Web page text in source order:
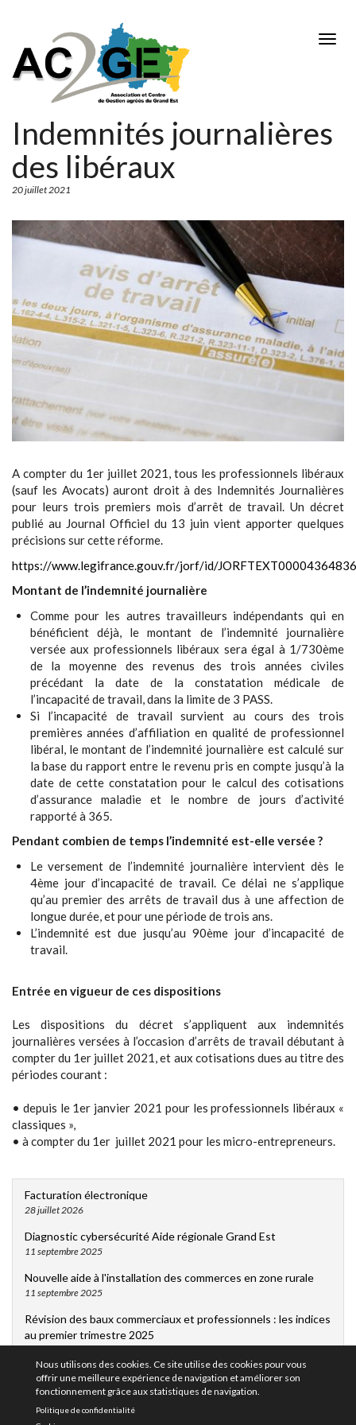
principal
Indemnités journalières
des libéraux
20 juillet 2021
A compter du 1er juillet 2021, tous les professionnels libéraux
(sauf les Avocats) auront droit à des Indemnités Journalières
pour leurs trois premiers mois d’arrêt de travail. Un décret
publié au Journal Officiel du 13 juin vient apporter quelques
précisions sur cette réforme.
https://www.legifrance.gouv.fr/jorf/id/
Montant de l’indemnité journalière
Comme pour les autres travailleurs indépendants qui en
bénéficient déjà, le montant de l’indemnité journalière
versée aux professionnels libéraux sera égal à 1/730ème
de la moyenne des revenus des trois années civiles
précédant la date de la constatation médicale de
l’incapacité de travail, dans la limite de 3 PASS.
Si l’incapacité de travail survient au cours des trois
premières années d’affiliation en qualité de professionnel
libéral, le montant de l’indemnité journalière est calculé sur
la base du rapport entre le revenu pris en compte jusqu’à la
date de cette constatation pour le calcul des cotisations
d’assurance maladie et le nombre de jours d’activité
rapporté à 365.
Pendant combien de temps l’indemnité est-elle versée ?
Le versement de l’indemnité journalière intervient dès le
4ème jour d’incapacité de travail. Ce délai ne s’applique
qu’au premier des arrêts de travail dus à une affection de
longue durée, et pour une période de trois ans.
L’indemnité est due jusqu’au 90ème jour d’incapacité de
travail.
Entrée en vigueur de ces dispositions
Les dispositions du décret s’appliquent aux indemnités
journalières versées à l’occasion d’arrêts de travail débutant à
compter du 1er juillet 2021, et aux cotisations dues au titre des
périodes courant :
• depuis le 1er janvier 2021 pour les professionnels libéraux «
classiques »,
• à compter du 1er juillet 2021 pour les micro-entrepreneurs.
Facturation électronique
28 juillet 2026
Diagnostic cybersécurité Aide régionale Grand Est
11 septembre 2025
Nouvelle aide à l'installation des commerces en zone rurale
11 septembre 2025
Révision des baux commerciaux et professionnels : les indices
au premier trimestre 2025
Le dirigeant peut désormais protéger les informations
relatives à son domicile personnel
11 septembre 2025
Nous utilisons des cookies. Ce site utilise des cookies pour vous
offrir une meilleure expérience de navigation et améliorer son
fonctionnement grâce aux statistiques de navigation.
Politique de confidentialité